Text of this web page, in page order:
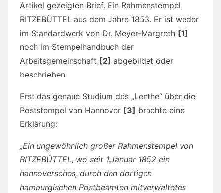
Artikel gezeigten Brief. Ein Rahmenstempel
RITZEBÜTTEL aus dem Jahre 1853. Er ist weder
im Standardwerk von Dr. Meyer-Margreth [1]
noch im Stempelhandbuch der
Arbeitsgemeinschaft [2] abgebildet oder
beschrieben.
Erst das genaue Studium des „Lenthe“ über die
Poststempel von Hannover [3] brachte eine
Erklärung:
„Ein ungewöhnlich großer Rahmenstempel von
RITZEBÜTTEL, wo seit 1.Januar 1852 ein
hannoversches, durch den dortigen
hamburgischen Postbeamten mitverwaltetes